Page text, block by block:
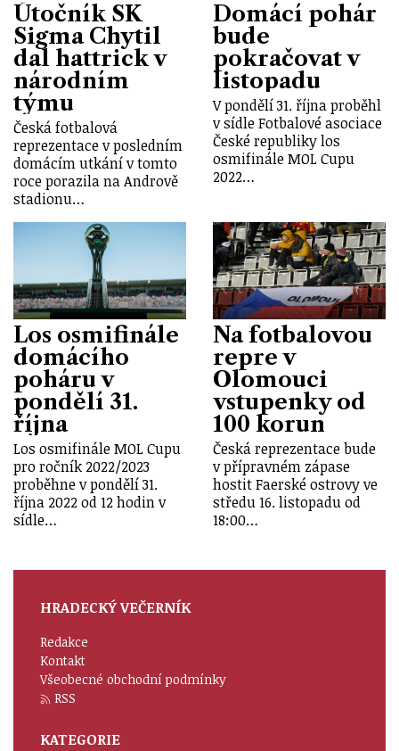
Útočník SK
Sigma Chytil
dal hattrick v
národním
týmu
Česká fotbalová
reprezentace v posledním
domácím utkání v tomto
roce porazila na Andrově
stadionu…
Domácí pohár
bude
pokračovat v
listopadu
V pondělí 31. října proběhl
v sídle Fotbalové asociace
České republiky los
osmifinále MOL Cupu
2022…
Los osmifinále
domácího
poháru v
pondělí 31.
října
Los osmifinále MOL Cupu
pro ročník 2022/2023
proběhne v pondělí 31.
října 2022 od 12 hodin v
sídle…
Na fotbalovou
repre v
Olomouci
vstupenky od
100 korun
Česká reprezentace bude
v přípravném zápase
hostit Faerské ostrovy ve
středu 16. listopadu od
18:00…
HRADECKÝ VEČERNÍK
Redakce
Kontakt
Všeobecné obchodní podmínky
RSS
KATEGORIE